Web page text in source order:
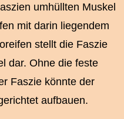
umhüllten Muskel
mit darin liegendem
stellt die Faszie
dar. Ohne die feste
Faszie könnte der
aufbauen.